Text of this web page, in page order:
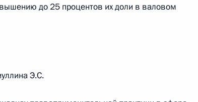
интересах детей
до 25 процентов их доли в валовом
Э.С.